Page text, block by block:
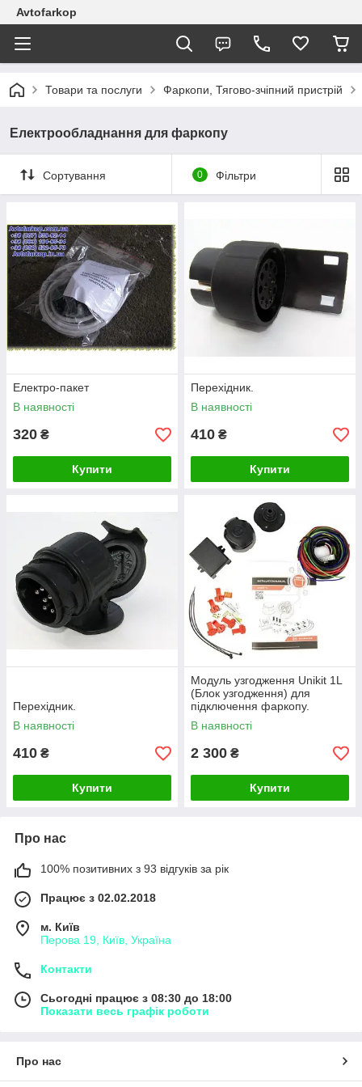
Avtofarkop
Товари та послуги Фаркопи, Тягово-зчіпний пристрій
Електрообладнання для фаркопу
Сортування 0 Фільтри
Електро-пакет
В наявності
320 ₴
Купити
Перехідник.
В наявності
410 ₴
Купити
Перехідник.
В наявності
410 ₴
Купити
Модуль узгодження Unikit 1L
(Блок узгодження) для
підключення фаркопу.
В наявності
2 300 ₴
Купити
Про нас
100% позитивних з 93 відгуків за рік
Працює з 02.02.2018
м. Київ
Перова 19, Київ, Україна
Контакти
Сьогодні працює з 08:30 до 18:00
Показати весь графік роботи
Про нас